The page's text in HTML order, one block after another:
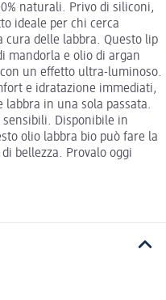
naturali. Privo di siliconi,
ideale per chi cerca
delle labbra. Questo lip
mandorla e olio di argan
un effetto ultra-luminoso.
e idratazione immediati,
in una sola passata.
Disponibile in
olio labbra bio può fare la
bellezza. Provalo oggi